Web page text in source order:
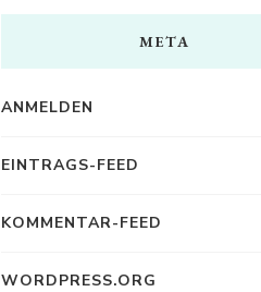
META
ANMELDEN
EINTRAGS-FEED
KOMMENTAR-FEED
WORDPRESS.ORG